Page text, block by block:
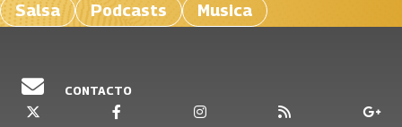
Salsa
Podcasts Musica
CONTACTO